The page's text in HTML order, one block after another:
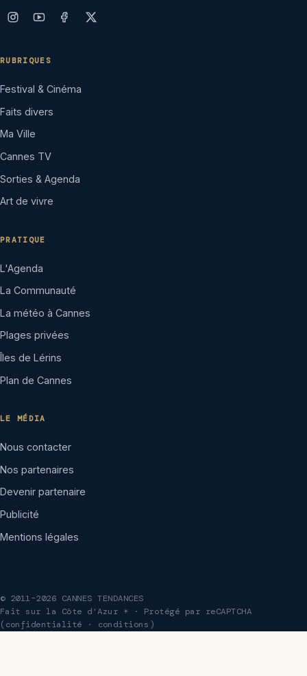
RUBRIQUES
Festival & Cinéma
Faits divers
Ma Ville
Cannes TV
Sorties & Agenda
Art de vivre
PRATIQUE
L'Agenda
La Communauté
La météo à Cannes
Plages privées
Îles de Lérins
Plan de Cannes
LE MÉDIA
Nous contacter
Nos partenaires
Devenir partenaire
Publicité
Mentions légales
© 2011–2026 CANNES TENDANCES
Fait sur la Côte d'Azur ☀ · Protégé par reCAPTCHA
( confidentialité · conditions )